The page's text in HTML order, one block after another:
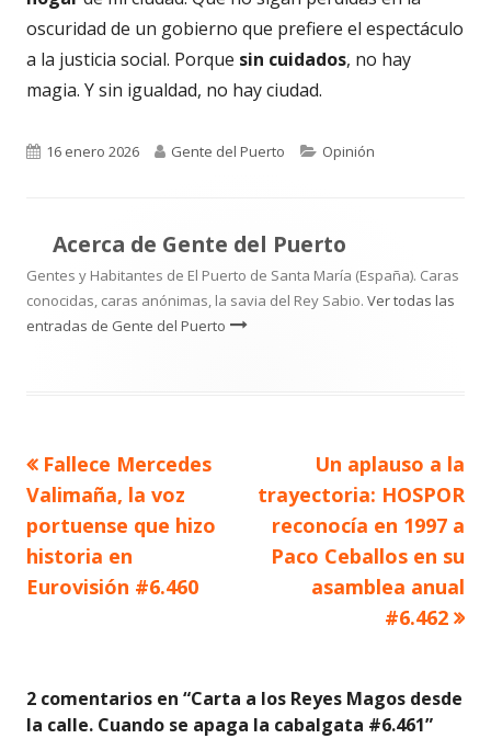
oscuridad de un gobierno que prefiere el espectáculo
a la justicia social. Porque sin cuidados, no hay
magia. Y sin igualdad, no hay ciudad.
Publicado
16 enero 2026 Autor
Gente del Puerto Categorías
Opinión
Acerca de Gente del Puerto
Gentes y Habitantes de El Puerto de Santa María (España). Caras
conocidas, caras anónimas, la savia del Rey Sabio. Ver todas las
entradas de Gente del Puerto
Navegación
de
entradas
Artículo
anterior
Fallece Mercedes
Valimaña, la voz
portuense que hizo
historia en
Eurovisión #6.460
Artículo
siguiente
Un aplauso a la
trayectoria: HOSPOR
reconocía en 1997 a
Paco Ceballos en su
asamblea anual
#6.462
2 comentarios en “Carta a los Reyes Magos desde
la calle. Cuando se apaga la cabalgata #6.461”